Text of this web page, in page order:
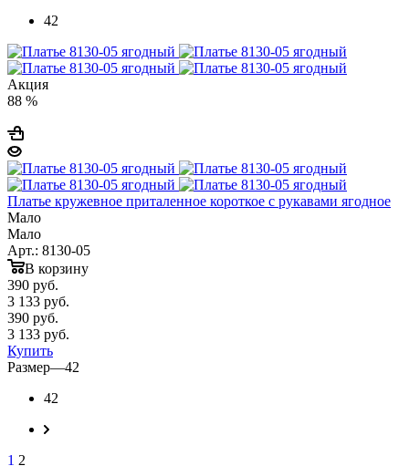
42
Акция
88 %
Платье кружевное приталенное короткое с рукавами ягодное
Мало
Мало
Арт.: 8130-05
В корзину
390 руб.
3 133 руб.
390 руб.
3 133 руб.
Купить
Размер—42
42
1 2